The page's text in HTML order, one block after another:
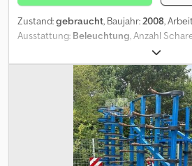
Zustand:gebraucht, Baujahr:2008,
Ausstattung: Beleuchtung, Anzahl
Körperabstand:27, Gezogen, Hydraulische
Steinsicherung_____Klappvorrichtung
cmZinkenabstand 27 cmFahrwerk DSTS
mmNachstriegel
Uzepfx Aa Tjck